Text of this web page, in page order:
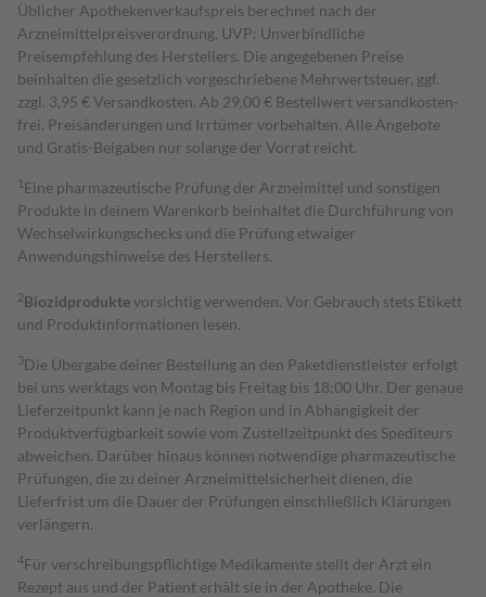
Üblicher Apothekenverkaufspreis berechnet nach der
Arzneimittelpreisverordnung. UVP: Unverbindliche
Preisempfehlung des Herstellers. Die angegebenen Preise
beinhalten die gesetzlich vorgeschriebene Mehrwertsteuer, ggf.
zzgl. 3,95 € Versandkosten. Ab 29,00 € Bestell­wert versand­kosten­
frei. Preisänderungen und Irrtümer vorbehalten. Alle Angebote
und Gratis-Beigaben nur solange der Vorrat reicht.
1 Eine pharmazeutische Prüfung der Arzneimittel und sonstigen
Produkte in deinem Warenkorb beinhaltet die Durchführung von
Wechselwirkungschecks und die Prüfung etwaiger
Anwendungshinweise des Herstellers.
2Biozidproduktevorsichtig verwenden. Vor Gebrauch stets Etikett
und Produktinformationen lesen.
3Die Übergabe deiner Bestellung an den Paketdienstleister erfolgt
bei uns werktags von Montag bis Freitag bis 18:00 Uhr. Der genaue
Lieferzeitpunkt kann je nach Region und in Abhängigkeit der
Produktverfügbarkeit sowie vom Zustellzeitpunkt des Spediteurs
abweichen. Darüber hinaus können notwendige pharmazeutische
Prüfungen, die zu deiner Arzneimittelsicherheit dienen, die
Lieferfrist um die Dauer der Prüfungen einschließlich Klärungen
verlängern.
4Für verschreibungspflichtige Medikamente stellt der Arzt ein
Rezept aus und der Patient erhält sie in der Apotheke. Die